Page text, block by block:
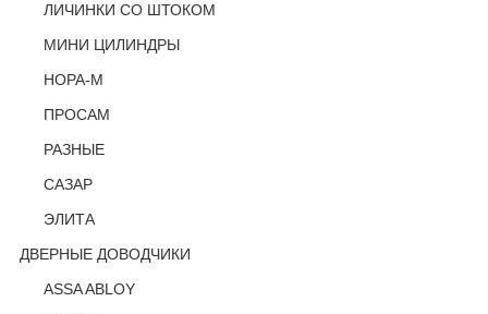
ЛИЧИНКИ СО ШТОКОМ
МИНИ ЦИЛИНДРЫ
НОРА-М
ПРОСАМ
РАЗНЫЕ
САЗАР
ЭЛИТА
ДВЕРНЫЕ ДОВОДЧИКИ
ASSA ABLOY